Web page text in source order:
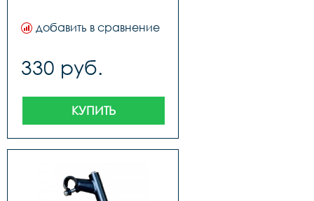
добавить в сравнение
330 руб.
КУПИТЬ